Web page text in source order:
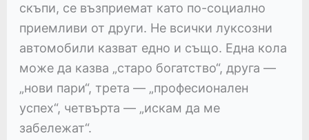
скъпи, се възприемат като по-социално
приемливи от други. Не всички луксозни
автомобили казват едно и също. Една кола
може да казва „старо богатство“, друга —
„нови пари“, трета — „професионален
успех“, четвърта — „искам да ме
забележат“.